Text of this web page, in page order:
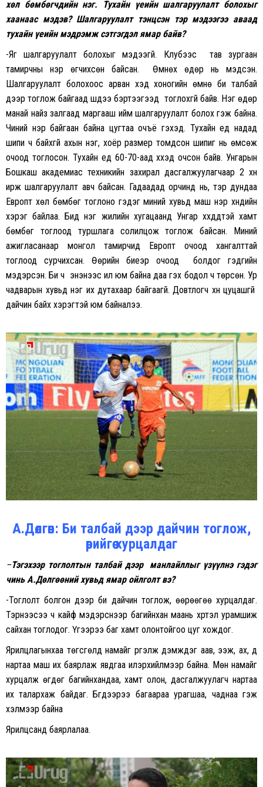
хөл бөмбөгчдийн нэг. Тухайн үеийн шалгаруулалт болохыг
хаанаас мэдэв?Шалгаруулалт тэнцсэн тэр мэдээгээ аваад
тухайн үеийн мэдрэмж сэтгэгдэл ямар байв?
-Яг шалгаруулалт болохыг мэдээгүй. Клубээс тав зургаан
тамирчны нэр өгчихсөн байсан. Өмнөх өдөр нь мэдсэн.
Шалгаруулалт болохоос арван хэд хоногийн өмнө би талбай
дээр тоглож байгаад шүдээ бэртээгээд тоглохгүй байв. Нэг өдөр
манай найз залгаад маргааш ийм шалгаруулалт болох гэж байна.
Чиний нэр байгаан байна цугтаа очъё гэхэд. Тухайн үед надад
шипи ч байхгүй ахын нэг, хоёр размер томдсон шипиг нь өмсөж
очоод тоглосон. Тухайн үед 60-70-аад хүүхэд очсон байв. Унгарын
Бошкаш академиас техникийн захирал дасгалжуулагчаар 2 хүн
ирж шалгаруулалт авч байсан. Гадаадад орчинд нь, тэр дундаа
Европт хөл бөмбөг тоглоно гэдэг миний хувьд маш нэр хүндийн
хэрэг байлаа. Бид нэг жилийн хугацаанд Унгар хүүхдүүдтэй хамт
бөмбөг тоглоод туршлага солилцож тоглож байсан. Миний
ажигласанаар монгол тамирчид Европт очоод хангалттай
тоглоод сурчихсан. Өөрийн биеэр очоод болдог гэдгийн
мэдэрсэн. Би ч энэнээс илүү юм байна даа гэх бодол ч төрсөн. Ур
чадварын хувьд нэг их дутахаар байгаагүй. Довтлогч хүн цуцашгүй
дайчин байх хэрэгтэй юм байналээ.
А.Дөлгөөн: Би талбай дээр дайчин тоглож,
өөрийгөө хурцалдаг
–Тэгэхээр тоглолтын талбай дээр манлайллыг үзүүлнэ гэдэг
чинь А.Дөлгөөний хувьд ямар ойлголт вэ?
-Тоглолт болгон дээр би дайчин тоглож, өөрөөгөө хурцалдаг.
Тэрнээсээ ч кайф мэдэрснээр багийнхан маань хүртэл урамшиж
сайхан тоглодог. Үүгээрээ баг хамт олонтойгоо цуг хождог.
Ярилцлагынхаа төгсгөлд намайг үргэлж дэмждэг аав, ээж, ах, дүү
нартаа маш их баярлаж явдгаа илэрхийлмээр байна. Мөн намайг
хурцалж өгдөг багийнхандаа, хамт олон, дасгалжуулагч нартаа
их талархаж байдаг. Бүгдээрээ багаараа урагшаа, чаднаа гэж
хэлмээр байна
Ярилцсанд баярлалаа.